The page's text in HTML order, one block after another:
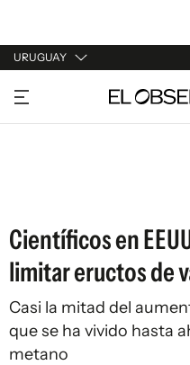
URUGUAY
URUGUAY
ARGENTINA
Científicos en
limitar eructos de
Casi la mitad del
que se ha vivido hasta
metano